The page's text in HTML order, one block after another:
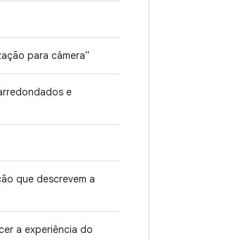
para câmera"
e
que descrevem a
a experiência do